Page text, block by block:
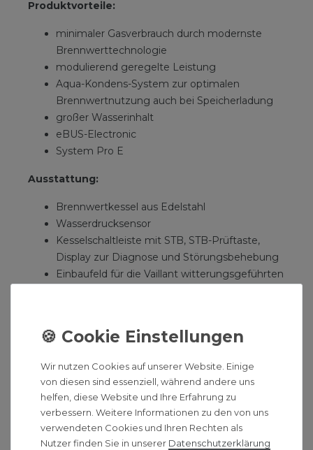
Produktvorteile:
minimaler Gasverbrauch durch modernste
Brennwerttechnologie
modulierend geregelte Leistung
Aqua-Kondens-System zur optimalen
Brennwertnutzung auch bei Speicherladung
großer Wasserinhalt
eBUS-Electronic
System Pro E
Ausstattung:
Brennwertkessel aus Edelstahl
Wasserdrucksensor
Kesselschaltleiste mit STB, STB-Prüftaste,
Display zur Diagnose und Störungsbehebung
Einbaufeld für die Vaillant witterungsgeführten
Luft-/Abgasführungen
Gasart
Erdgas LL
Nennleistungsbereich
40/30 °C
16,1-48,2 kW
Wir nutzen Cookies auf unserer Website. Einige
von diesen sind essenziell, während andere uns
helfen, diese Website und Ihre Erfahrung zu
verbessern. Weitere Informationen zu den von uns
verwendeten Cookies und Ihren Rechten als
Nutzer finden Sie in unserer Daten­schutz­erklärung